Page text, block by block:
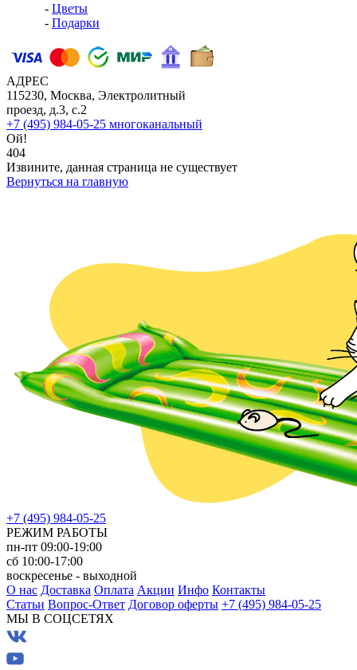
- Цветы
- Подарки
АДРЕС
115230, Москва, Электролитный
проезд, д.3, с.2
+7 (495) 984-05-25 многоканальный
Ой!
404
Извините, данная страница не существует
Вернуться на главную
+7 (495) 984-05-25
РЕЖИМ РАБОТЫ
пн-пт 09:00-19:00
сб 10:00-17:00
воскресенье - выходной
О нас Доставка Оплата Акции Инфо Контакты
Статьи Вопрос-Ответ Договор оферты +7 (495) 984-05-25
МЫ В СОЦСЕТЯХ